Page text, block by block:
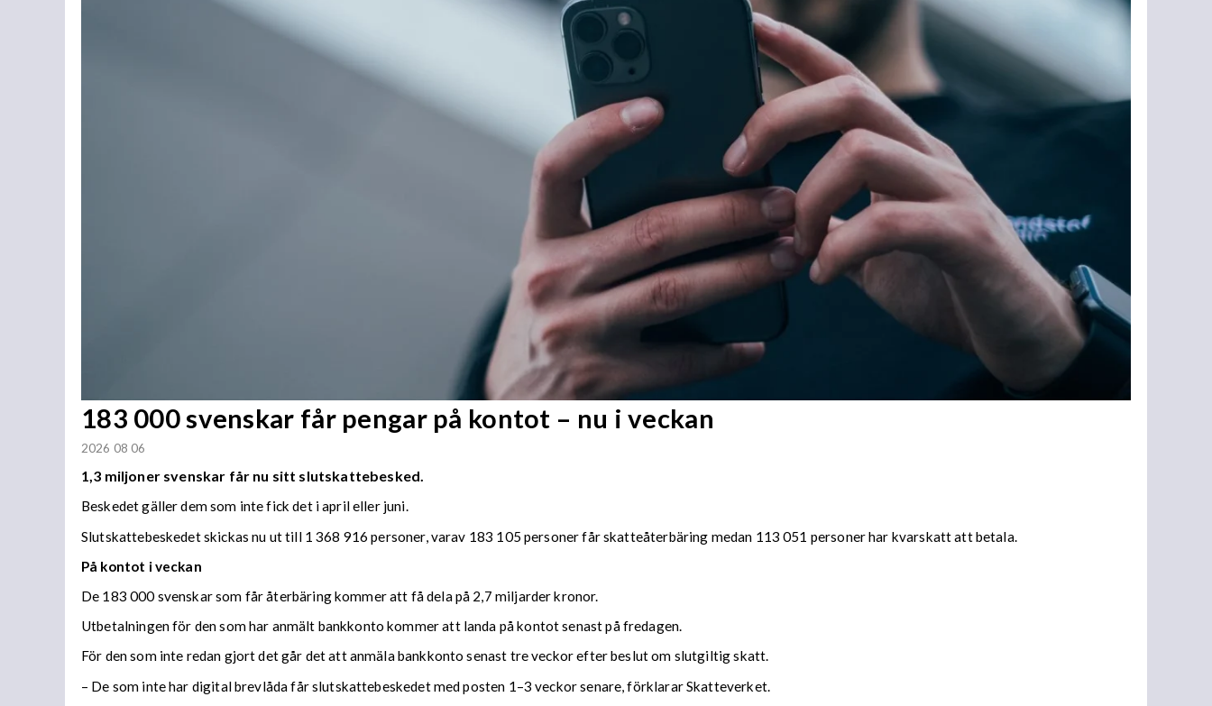
183 000 svenskar får pengar på kontot – nu i veckan
2026 08 06
1,3 miljoner svenskar får nu sitt slutskattebesked.
Beskedet gäller dem som inte fick det i april eller juni.
Slutskattebeskedet skickas nu ut till 1 368 916 personer, varav 183 105 personer får skatteåterbäring medan 113 051 personer har kvarskatt att betala.
På kontot i veckan
De 183 000 svenskar som får återbäring kommer att få dela på 2,7 miljarder kronor.
Utbetalningen för den som har anmält bankkonto kommer att landa på kontot senast på fredagen.
För den som inte redan gjort det går det att anmäla bankkonto senast tre veckor efter beslut om slutgiltig skatt.
– De som inte har digital brevlåda får slutskattebeskedet med posten 1–3 veckor senare, förklarar Skatteverket.